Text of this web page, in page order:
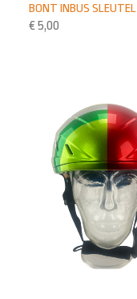
BONT INBUS SLEUTEL
€ 5,00